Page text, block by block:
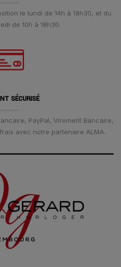
le lundi de 14h à 18h30, et du
de 10h à 18h30.
SÉCURISÉ
PayPal, Virement Bancaire,
avec notre partenaire ALMA.